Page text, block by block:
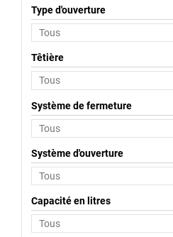
Type d'ouverture
Têtière
Système de fermeture
Système d'ouverture
Capacité en litres